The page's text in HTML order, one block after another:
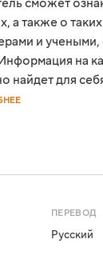
сможет
а также о
и
на
найдет для
ПЕРЕВОД
Русский